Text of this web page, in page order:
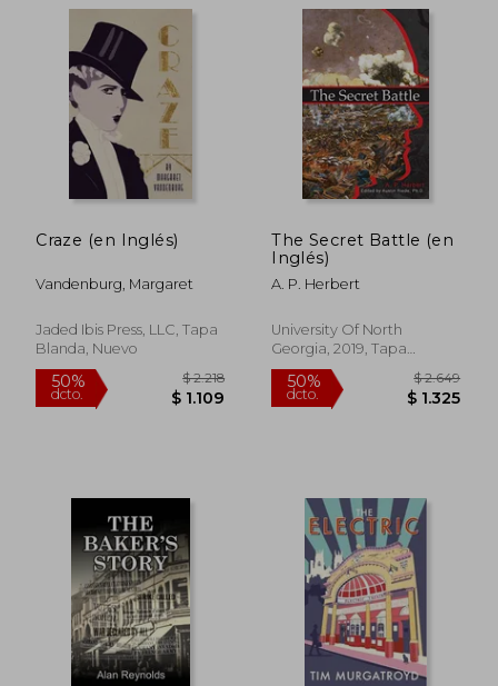
50%
dcto. $ 1.106
50%
dcto.
Craze (en Inglés)
Vandenburg, Margaret
Jaded Ibis Press, LLC, Tapa
Blanda, Nuevo
The Secret Battle (en
Inglés)
A. P. Herbert
University Of North
Georgia, 2019, Tapa
Blanda, Nuevo